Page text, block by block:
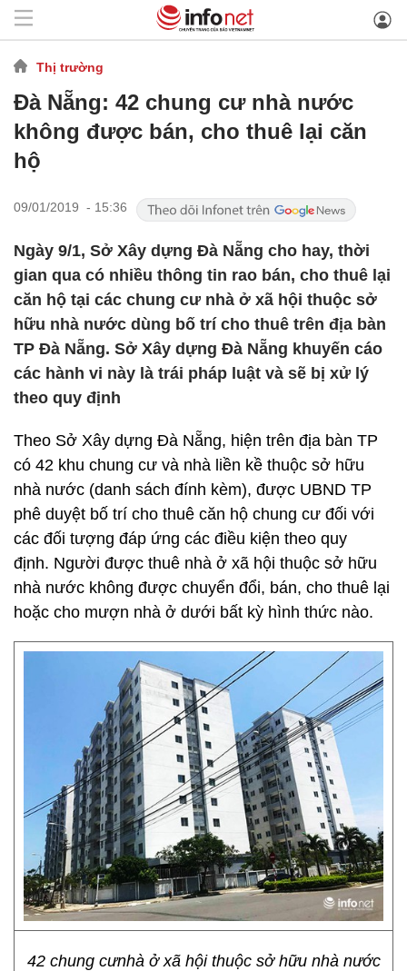
Thị trường
Đà Nẵng: 42 chung cư nhà nước
không được bán, cho thuê lại căn
hộ
09/01/2019 - 15:36
Ngày 9/1, Sở Xây dựng Đà Nẵng cho hay, thời
gian qua có nhiều thông tin rao bán, cho thuê lại
căn hộ tại các chung cư nhà ở xã hội thuộc sở
hữu nhà nước dùng bố trí cho thuê trên địa bàn
TP Đà Nẵng. Sở Xây dựng Đà Nẵng khuyến cáo
các hành vi này là trái pháp luật và sẽ bị xử lý
theo quy định
Theo Sở Xây dựng Đà Nẵng, hiện trên địa bàn TP
có 42 khu chung cư và nhà liền kề thuộc sở hữu
nhà nước (danh sách đính kèm), được UBND TP
phê duyệt bố trí cho thuê căn hộ chung cư đối với
các đối tượng đáp ứng các điều kiện theo quy
định. Người được thuê nhà ở xã hội thuộc sở hữu
nhà nước không được chuyển đổi, bán, cho thuê lại
hoặc cho mượn nhà ở dưới bất kỳ hình thức nào.
42 chung cưnhà ở xã hội thuộc sở hữu nhà nước